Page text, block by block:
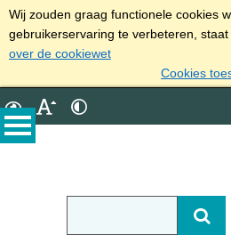
Wij zouden graag functionele cookies
gebruikerservaring te verbeteren,
over de cookiewet
Cookies